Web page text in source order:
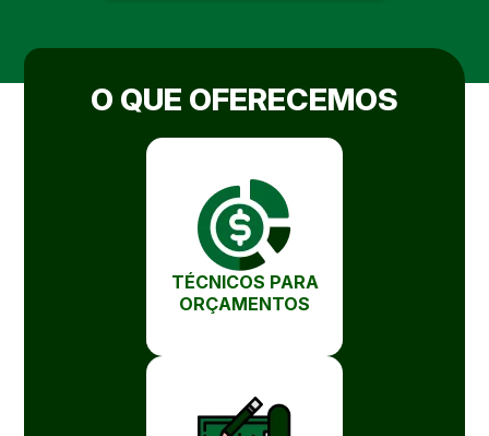
O QUE OFERECEMOS
TÉCNICOS PARA
ORÇAMENTOS